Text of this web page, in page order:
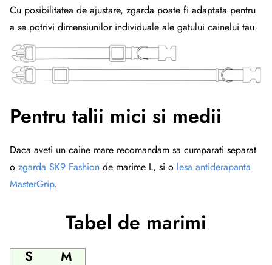
Cu posibilitatea de ajustare, zgarda poate fi adaptata pentru
a se potrivi dimensiunilor individuale ale gatului cainelui tau.
Pentru talii mici si medii
Daca aveti un caine mare recomandam sa cumparati separat
o zgarda SK9 Fashion de marime L, si o lesa antiderapanta
MasterGrip.
Tabel de marimi
S M